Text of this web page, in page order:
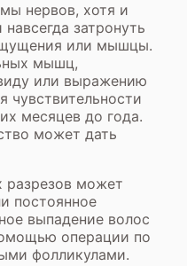
нервов, хотя и
затронуть
или мышцы.
мышц,
или выражению
чувствительности
месяцев до года.
может дать
разрезов может
постоянное
выпадение волос
операции по
фолликулами.